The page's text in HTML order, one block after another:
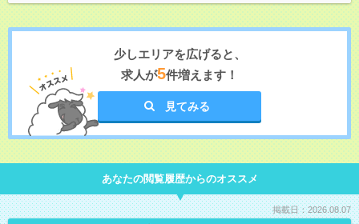
少しエリアを広げると、
求人が5件増えます！
見てみる
あなたの閲覧履歴からのオススメ
掲載日：2026.08.07